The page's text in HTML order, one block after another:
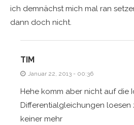
ich demnächst mich mal ran
dann doch nicht.
TIM
Januar 22, 2013 - 00:36
Hehe komm aber nicht auf die
Differentialgleichungen loesen
keiner mehr